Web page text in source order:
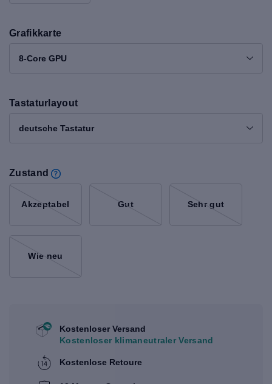
Grafikkarte
8-Core GPU
Tastaturlayout
deutsche Tastatur
Zustand
Akzeptabel Gut Sehr gut
Wie neu
Kostenloser Versand
Kostenloser klimaneutraler Versand
Kostenlose Retoure